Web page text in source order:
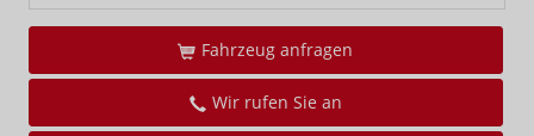
Fahrzeug anfragen
Wir rufen Sie an